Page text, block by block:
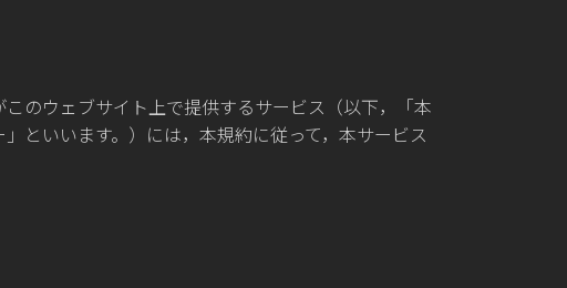
のウェブサイト上で提供するサービス（以下，「本
といいます。）には，本規約に従って，本サービス